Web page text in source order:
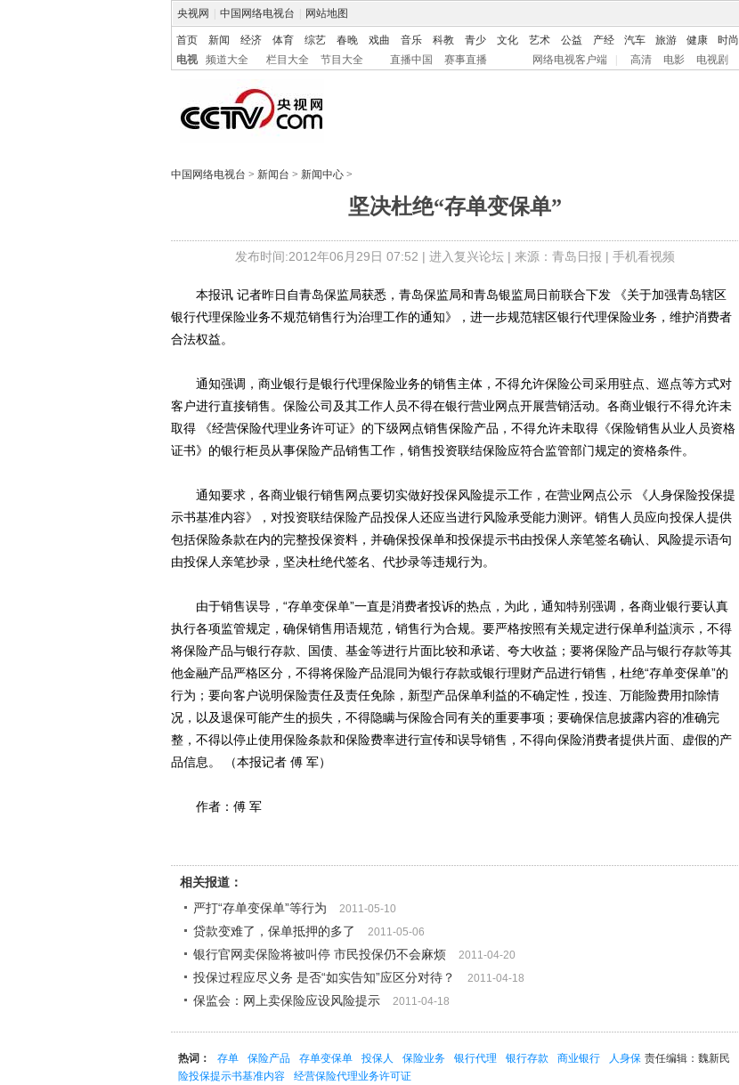
央视网 中国网络电视台 网站地图
首页 新闻 经济 体育 综艺 春晚 戏曲 音乐 科教 青少 文化 艺术 公益 产经 汽车 旅游 健康 时尚
电视
频道大全 栏目大全 节目大全 直播中国 赛事直播 网络电视客户端 高清 电影 电视剧
中国网络电视台 > 新闻台 > 新闻中心 >
坚决杜绝“存单变保单”
发布时间:2012年06月29日 07:52 | 进入复兴论坛| 来源：青岛日报 | 手机看视频
本报讯 记者昨日自青岛保监局获悉，青岛保监局和青岛银监局日前联合下发 《关于加强青岛辖区
银行代理保险业务不规范销售行为治理工作的通知》，进一步规范辖区银行代理保险业务，维护消费者
合法权益。
通知强调，商业银行是银行代理保险业务的销售主体，不得允许保险公司采用驻点、巡点等方式对
客户进行直接销售。保险公司及其工作人员不得在银行营业网点开展营销活动。各商业银行不得允许未
取得 《经营保险代理业务许可证》的下级网点销售保险产品，不得允许未取得《保险销售从业人员资格
证书》的银行柜员从事保险产品销售工作，销售投资联结保险应符合监管部门规定的资格条件。
通知要求，各商业银行销售网点要切实做好投保风险提示工作，在营业网点公示 《人身保险投保提
示书基准内容》，对投资联结保险产品投保人还应当进行风险承受能力测评。销售人员应向投保人提供
包括保险条款在内的完整投保资料，并确保投保单和投保提示书由投保人亲笔签名确认、风险提示语句
由投保人亲笔抄录，坚决杜绝代签名、代抄录等违规行为。
由于销售误导，“存单变保单”一直是消费者投诉的热点，为此，通知特别强调，各商业银行要认真
执行各项监管规定，确保销售用语规范，销售行为合规。要严格按照有关规定进行保单利益演示，不得
将保险产品与银行存款、国债、基金等进行片面比较和承诺、夸大收益；要将保险产品与银行存款等其
他金融产品严格区分，不得将保险产品混同为银行存款或银行理财产品进行销售，杜绝“存单变保单”的
行为；要向客户说明保险责任及责任免除，新型产品保单利益的不确定性，投连、万能险费用扣除情
况，以及退保可能产生的损失，不得隐瞒与保险合同有关的重要事项；要确保信息披露内容的准确完
整，不得以停止使用保险条款和保险费率进行宣传和误导销售，不得向保险消费者提供片面、虚假的产
品信息。 （本报记者 傅 军）
作者：傅 军
相关报道：
严打“存单变保单”等行为
2011-05-10
贷款变难了，保单抵押的多了 2011-05-06
银行官网卖保险将被叫停 市民投保仍不会麻烦 2011-04-20
投保过程应尽义务 是否“如实告知”应区分对待？ 2011-04-18
保监会：网上卖保险应设风险提示 2011-04-18
责任编辑：魏新民
热词： 存单 保险产品 存单变保单 投保人 保险业务 银行代理 银行存款 商业银行
人身保
险投保提示书基准内容
经营保险代理业务许可证